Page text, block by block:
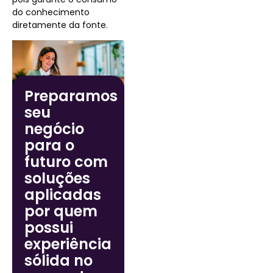
do conhecimento
diretamente da fonte.
Preparamos
seu
negócio
para o
futuro com
soluções
aplicadas
por quem
possui
experiência
sólida no